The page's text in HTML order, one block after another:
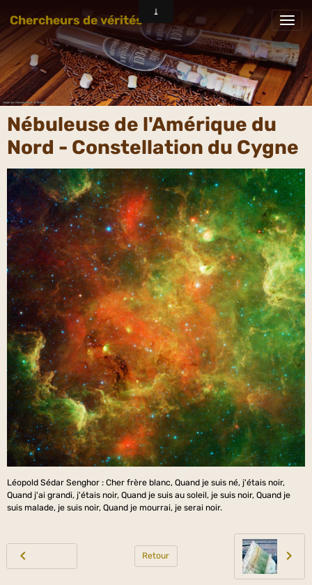
Chercheurs de vérités
Nébuleuse de l'Amérique du
Nord - Constellation du Cygne
Léopold Sédar Senghor : Cher frère blanc, Quand je suis né, j'étais noir,
Quand j'ai grandi, j'étais noir, Quand je suis au soleil, je suis noir, Quand je
suis malade, je suis noir, Quand je mourrai, je serai noir.
Retour